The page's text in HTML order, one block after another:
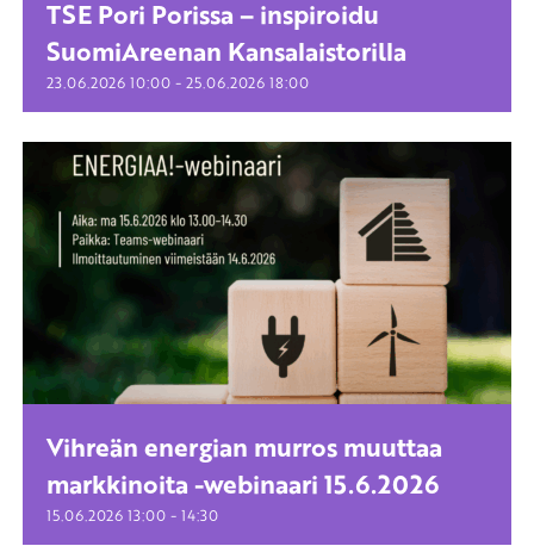
TSE Pori Porissa – inspiroidu
SuomiAreenan Kansalaistorilla
23.06.2026 10:00 - 25.06.2026 18:00
Vihreän energian murros muuttaa
markkinoita -webinaari 15.6.2026
15.06.2026 13:00 - 14:30